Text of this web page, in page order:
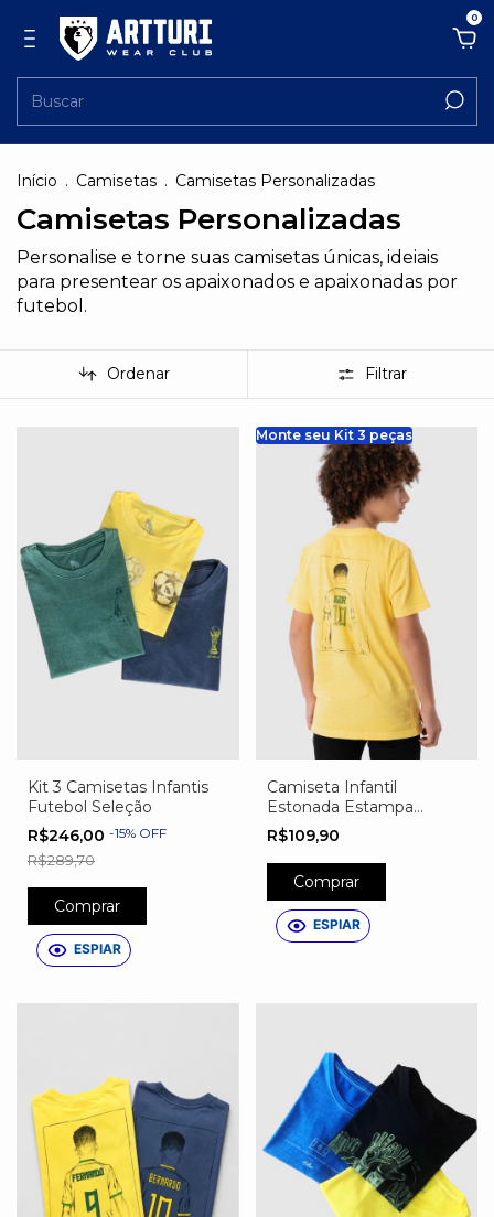
0
Início . Camisetas . Camisetas Personalizadas
Camisetas Personalizadas
Personalise e torne suas camisetas únicas, ideiais
para presentear os apaixonados e apaixonadas por
futebol.
Ordenar Filtrar
Kit 3 Camisetas Infantis
Futebol Seleção
R$246,00 -15% OFF
R$289,70
Comprar
ESPIAR
Monte seu Kit 3 peças
Camiseta Infantil
Estonada Estampa
Camisa 10
PERSONALIZADA
R$109,90
Comprar
ESPIAR